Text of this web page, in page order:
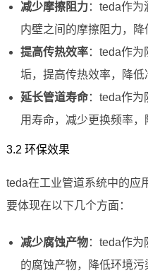
减少摩擦阻力：teda作为
内壁之间的摩擦阻力，降
提高传热效率：teda作为
垢，提高传热效率，降低
延长管道寿命：teda作为
用寿命，减少更换频率，
3.2 环保效果
teda在工业管道系统中的应
要体现在以下几个方面：
减少腐蚀产物：teda作为
的腐蚀产物，降低环境污